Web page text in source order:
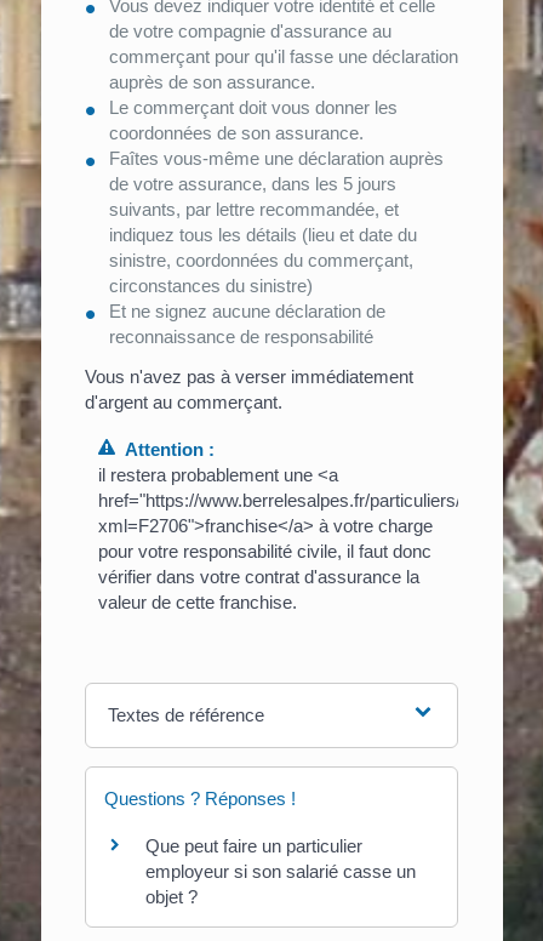
Vous devez indiquer votre identité et celle
de votre compagnie d'assurance au
commerçant pour qu'il fasse une déclaration
auprès de son assurance.
Le commerçant doit vous donner les
coordonnées de son assurance.
Faîtes vous-même une déclaration auprès
de votre assurance, dans les 5 jours
suivants, par lettre recommandée, et
indiquez tous les détails (lieu et date du
sinistre, coordonnées du commerçant,
circonstances du sinistre)
Et ne signez aucune déclaration de
reconnaissance de responsabilité
Vous n'avez pas à verser immédiatement
d'argent au commerçant.
Attention :
il restera probablement une <a
href="https://www.berrelesalpes.fr/particuliers/?
xml=F2706">franchise</a> à votre charge
pour votre responsabilité civile, il faut donc
vérifier dans votre contrat d'assurance la
valeur de cette franchise.
Textes de référence
Questions ? Réponses !
Que peut faire un particulier
employeur si son salarié casse un
objet ?